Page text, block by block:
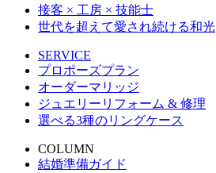
接客 × 工房 × 技能士
世代を超えて愛され続ける和光
SERVICE
プロポーズプラン
オーダーマリッジ
ジュエリーリフォーム & 修理
選べる3種のリングケース
COLUMN
結婚準備ガイド